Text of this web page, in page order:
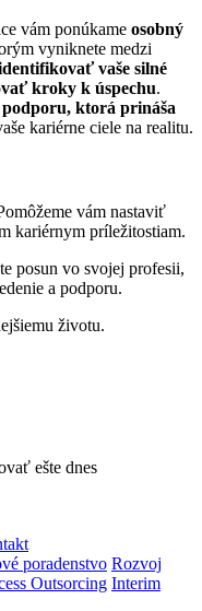
vám ponúkame osobný
vyniknete medzi
vaše silné
kroky k úspechu.
ktorá prináša
kariérne ciele na realitu.
vám nastaviť
kariérnym príležitostiam.
posun vo svojej profesii,
a podporu.
životu.
ešte dnes
poradenstvo Rozvoj
Outsorcing Interim